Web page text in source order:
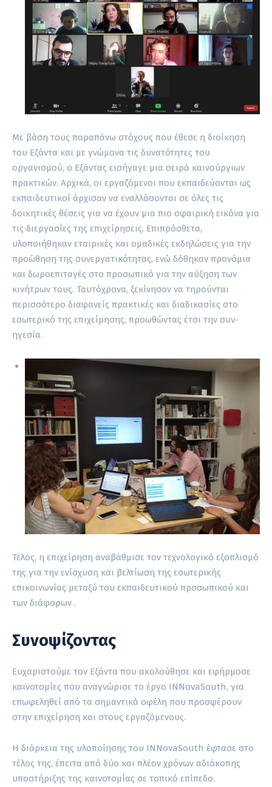
Με βάση τους παραπάνω στόχους που έθεσε η διοίκηση
του Εξάντα και με γνώμονα τις δυνατότητες του
οργανισμού, ο Εξάντας εισήγαγε μια σειρά καινούργιων
πρακτικών. Αρχικά, οι εργαζόμενοι που εκπαιδεύονται ως
εκπαιδευτικοί άρχισαν να εναλλάσονται σε όλες τις
δοικητικές θέσεις για να έχουν μια πιο σφαιρική εικόνα για
τις διεργασίες της επιχείρησεις. Επιπρόσθετα,
υλοποιήθηκαν εταιρικές και ομαδικές εκδηλώσεις για την
προώθηση της συνεργατικότητας, ενώ δόθηκαν προνόμια
και δωροεπιταγές στο προσωπικό για την αύξηση των
κινήτρων τους. Ταυτόχρονα, ξεκίνησαν να τηρούνται
περισσότερο διαφανείς πρακτικές και διαδικασίες στο
εσωτερικό της επιχείρησης, προωθώντας έτσι την συν-
ηγεσία.
Τέλος, η επιχείρηση αναβάθμισε τον τεχνολογικό εξοπλισμό
της για την ενίσχυση και βελτίωση της εσωτερικής
επικοινωνίας μεταξύ του εκπαιδευτικού προσωπικού και
των διάφορων .
Συνοψίζοντας
Ευχαριστούμε τον Εξάντα που ακολούθησε και εφήρμοσε
καινοτομίες που αναγνώρισε το έργο INNovaSouth, για
επωφεληθεί από τα σημαντικά οφέλη που προσφέρουν
στην επιχείρηση και στους εργαζόμενους.
Η διάρκεια της υλοποίησης του INNovaSouth έφτασε στο
τέλος της, έπειτα από δύο και πλέον χρόνων αδιάκοπης
υποστήριξης της καινοτομίας σε τοπικό επίπεδο.